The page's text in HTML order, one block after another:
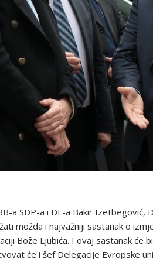
a SDP-a i DF-a Bakir Izetbegović,
možda i najvažniji sastanak o
Bože Ljubića. I ovaj sastanak će
će i šef Delegacije Evropske